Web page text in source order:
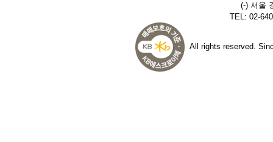
(-) 서울
TEL: 02-
All rights reserved.